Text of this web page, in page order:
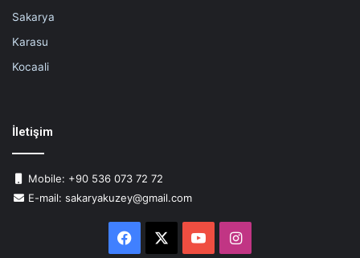
Sakarya
Karasu
Kocaali
İletişim
Mobile: +90 536 073 72 72
E-mail: sakaryakuzey@gmail.com
Facebook YouTubeInstagram